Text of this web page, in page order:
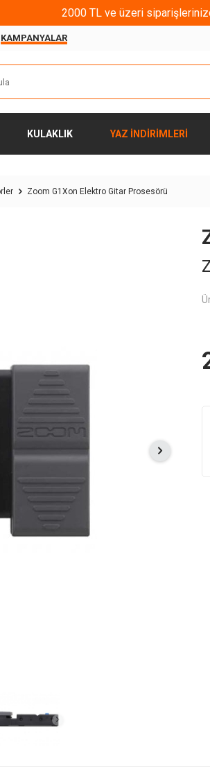
2000 TL ve üzeri
KAMPANYALAR
KULAKLIK YAZ İNDİRİMLERİ
Zoom G1Xon Elektro Gitar Prosesörü